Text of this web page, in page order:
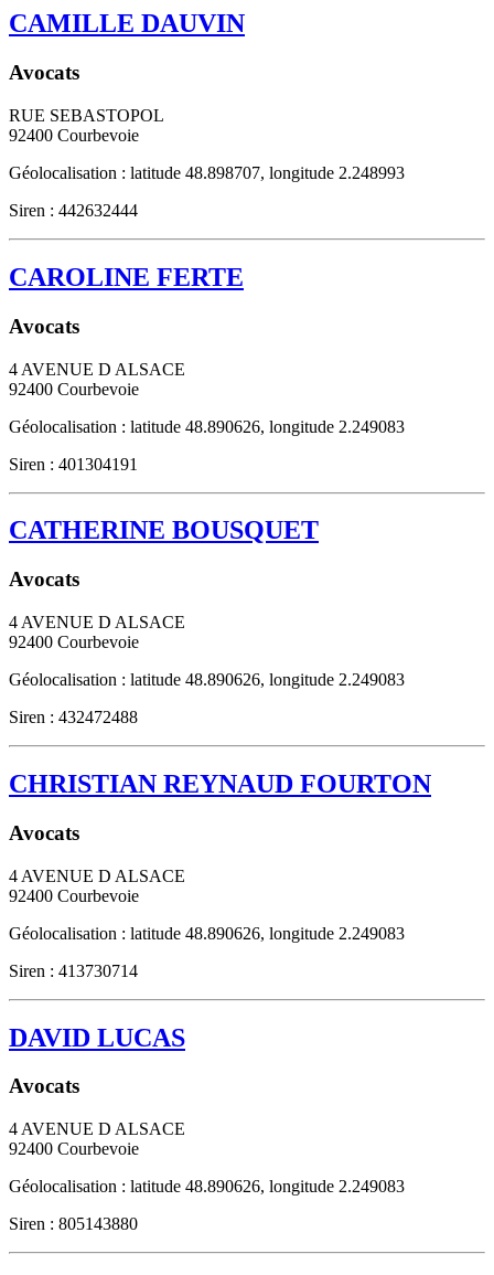
CAMILLE DAUVIN
Avocats
RUE SEBASTOPOL
92400 Courbevoie
Géolocalisation : latitude 48.898707, longitude 2.248993
Siren : 442632444
CAROLINE FERTE
Avocats
4 AVENUE D ALSACE
92400 Courbevoie
Géolocalisation : latitude 48.890626, longitude 2.249083
Siren : 401304191
CATHERINE BOUSQUET
Avocats
4 AVENUE D ALSACE
92400 Courbevoie
Géolocalisation : latitude 48.890626, longitude 2.249083
Siren : 432472488
CHRISTIAN REYNAUD FOURTON
Avocats
4 AVENUE D ALSACE
92400 Courbevoie
Géolocalisation : latitude 48.890626, longitude 2.249083
Siren : 413730714
DAVID LUCAS
Avocats
4 AVENUE D ALSACE
92400 Courbevoie
Géolocalisation : latitude 48.890626, longitude 2.249083
Siren : 805143880